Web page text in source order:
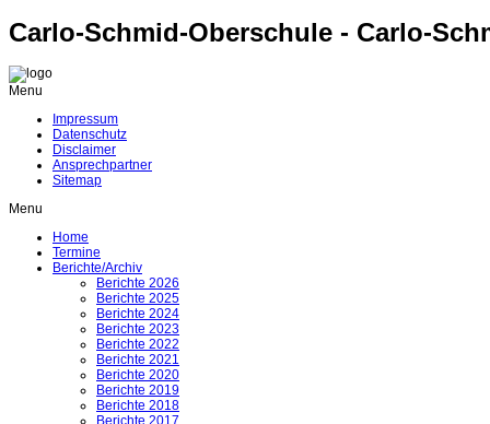
Carlo-Schmid-Oberschule - Carlo-
Menu
Impressum
Datenschutz
Disclaimer
Ansprechpartner
Sitemap
Menu
Home
Termine
Berichte/Archiv
Berichte 2026
Berichte 2025
Berichte 2024
Berichte 2023
Berichte 2022
Berichte 2021
Berichte 2020
Berichte 2019
Berichte 2018
Berichte 2017